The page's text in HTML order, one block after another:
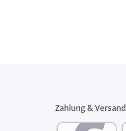
Zahlung & Versand